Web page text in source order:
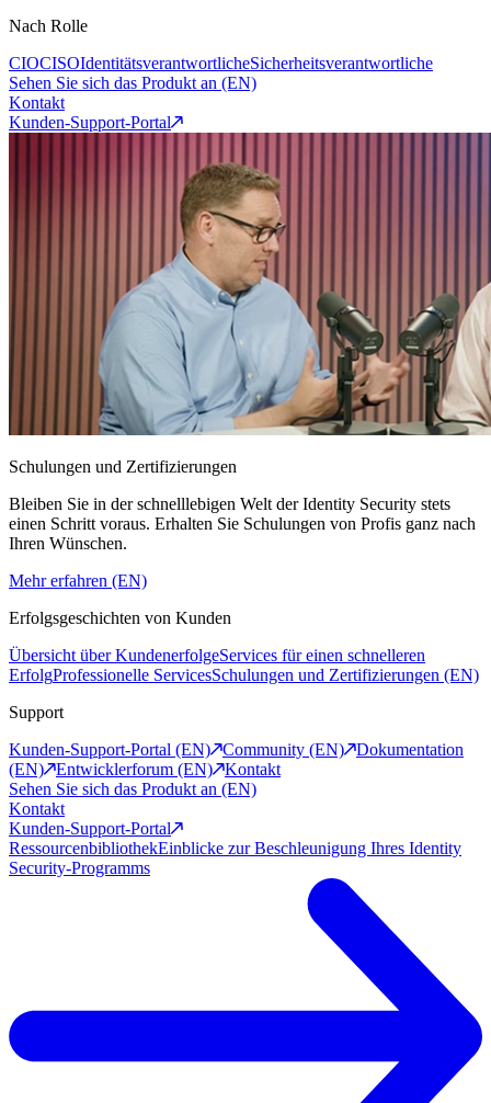
Nach Rolle
CIOCISOIdentitätsverantwortlicheSicherheitsverantwortliche
Sehen Sie sich das Produkt an (EN)
Kontakt
Kunden-Support-Portal
Schulungen und Zertifizierungen
Bleiben Sie in der schnelllebigen Welt der Identity Security stets
einen Schritt voraus. Erhalten Sie Schulungen von Profis ganz nach
Ihren Wünschen.
Mehr erfahren (EN)
Erfolgsgeschichten von Kunden
Übersicht über KundenerfolgeServices für einen schnelleren
ErfolgProfessionelle ServicesSchulungen und Zertifizierungen (EN)
Support
Kunden-Support-Portal (EN)
Community (EN)
Dokumentation
(EN)
Entwicklerforum (EN)
Kontakt
Sehen Sie sich das Produkt an (EN)
Kontakt
Kunden-Support-Portal
RessourcenbibliothekEinblicke zur Beschleunigung Ihres Identity
Security-Programms